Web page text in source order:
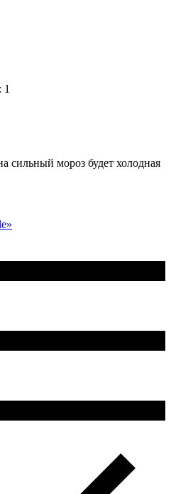
1
сильный мороз будет холодная